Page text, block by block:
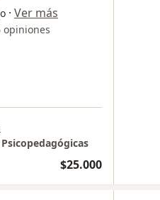
· Ver más
opiniones
$25.000